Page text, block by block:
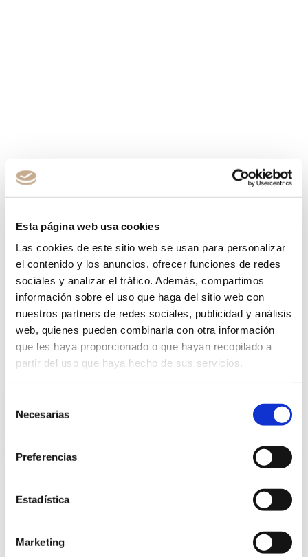
Esta página web usa cookies
Las cookies de este sitio web se usan para personalizar
el contenido y los anuncios, ofrecer funciones de redes
sociales y analizar el tráfico. Además, compartimos
información sobre el uso que haga del sitio web con
nuestros partners de redes sociales, publicidad y análisis
web, quienes pueden combinarla con otra información
que les haya proporcionado o que hayan recopilado a
partir del uso que haya hecho de sus servicios.
Necesarias
Preferencias
Estadística
Marketing
CIRUGÍA
tecnología ocular avanzada